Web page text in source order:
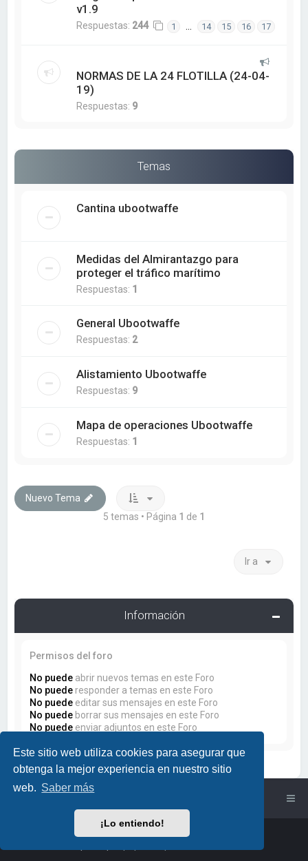
Este sitio web utiliza cookies para asegurar que
obtenga la mejor experiencia en nuestro sitio
web. Saber más
¡Lo entiendo!
v1.9
Respuestas: 244 1 … 14 15 16 17
NORMAS DE LA 24 FLOTILLA (24-04-
19)
Respuestas: 9
Temas
Cantina ubootwaffe
Medidas del Almirantazgo para
proteger el tráfico marítimo
Respuestas: 1
General Ubootwaffe
Respuestas: 2
Alistamiento Ubootwaffe
Respuestas: 9
Mapa de operaciones Ubootwaffe
Respuestas: 1
Nuevo Tema
5 temas • Página 1 de 1
Ir a
Información
Permisos del foro
No puede abrir nuevos temas en este Foro
No puede responder a temas en este Foro
No puede editar sus mensajes en este Foro
No puede borrar sus mensajes en este Foro
No puede enviar adjuntos en este Foro
phpBB™• Design byPlanetStyles